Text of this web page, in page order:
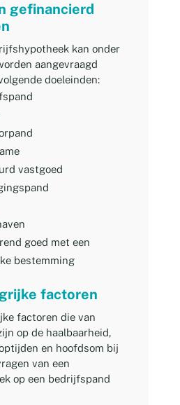
gefinancierd
kan onder
aangevraagd
doeleinden:
vastgoed
goed met een
bestemming
factoren
factoren die van
op de haalbaarheid,
en hoofdsom bij
van een
op een bedrijfspand